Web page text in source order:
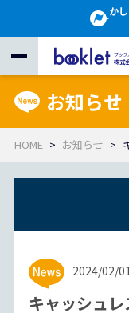
か
お知らせ
HOME お知らせ
2024/02/
キャッシュ